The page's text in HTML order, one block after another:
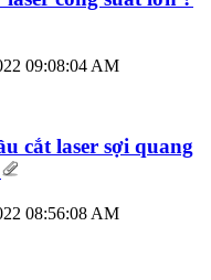
09:08:04 AM
cắt laser sợi quang
08:56:08 AM